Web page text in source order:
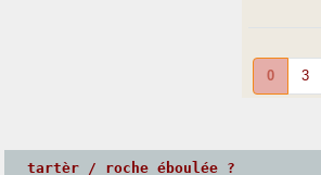
0 3
tartèr / roche éboulée ?